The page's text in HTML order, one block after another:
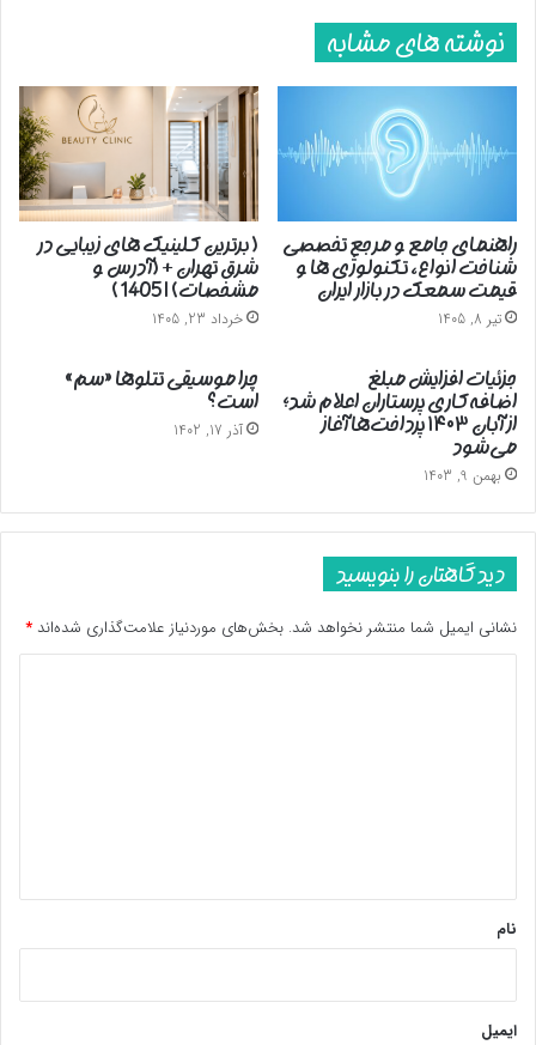
نوشته های مشابه
راهنمای جامع و مرجع تخصصی
شناخت انواع، تکنولوژی ها و
قیمت سمعک در بازار ایران
تیر 8, 1405
( برترین کلینیک های زیبایی در
شرق تهران + (آدرس و
مشخصات) | 1405 )
خرداد 23, 1405
جزئیات افزایش مبلغ
اضافه‌کاری پرستاران اعلام شد؛
از آبان ۱۴۰۳ پرداخت‌ها آغاز
می‌شود
بهمن 9, 1403
چرا موسیقی تتلوها «سم»
است؟
آذر 17, 1402
دیدگاهتان را بنویسید
نشانی ایمیل شما منتشر نخواهد شد. بخش‌های موردنیاز علامت‌گذاری شده‌اند *
نام
ایمیل